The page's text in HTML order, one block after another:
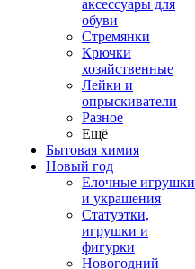
аксессуары для
обуви
Стремянки
Крючки
хозяйственные
Лейки и
опрыскиватели
Разное
Ещё
Бытовая химия
Новый год
Елочные игрушки
и украшения
Статуэтки,
игрушки и
фигурки
Новогодний